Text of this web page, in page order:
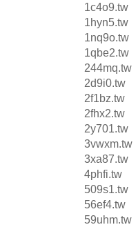
1c4o9.tw
1hyn5.tw
1nq9o.tw
1qbe2.tw
244mq.tw
2d9i0.tw
2f1bz.tw
2fhx2.tw
2y701.tw
3vwxm.tw
3xa87.tw
4phfi.tw
509s1.tw
56ef4.tw
59uhm.tw